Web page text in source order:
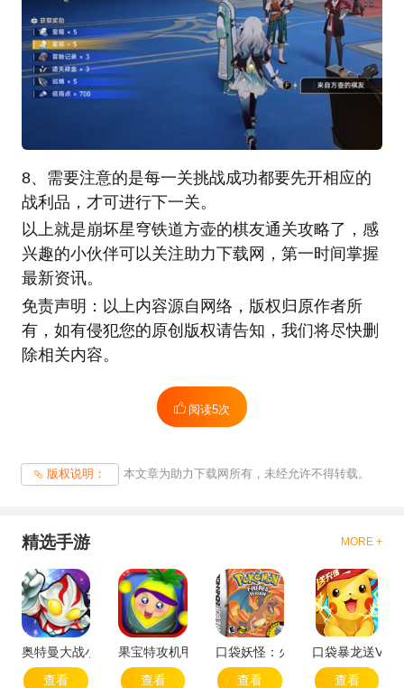
8、需要注意的是每一关挑战成功都要先开相应的
战利品，才可进行下一关。
以上就是崩坏星穹铁道方壶的棋友通关攻略了，感
兴趣的小伙伴可以关注助力下载网，第一时间掌握
最新资讯。
免责声明：以上内容源自网络，版权归原作者所
有，如有侵犯您的原创版权请告知，我们将尽快删
除相关内容。
阅读5次
版权说明： 本文章为助力下载网所有，未经允许不得转载。
精选手游 MORE +
奥特曼大战小怪兽
查看
果宝特攻机甲英雄
查看
口袋妖怪：火红802 2.1汉化版
查看
口袋暴龙送
查看